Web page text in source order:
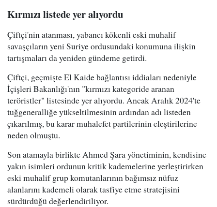
Kırmızı listede yer alıyordu
Çiftçi'nin atanması, yabancı kökenli eski muhalif
savaşçıların yeni Suriye ordusundaki konumuna ilişkin
tartışmaları da yeniden gündeme getirdi.
Çiftçi, geçmişte El Kaide bağlantısı iddiaları nedeniyle
İçişleri Bakanlığı'nın "kırmızı kategoride aranan
teröristler" listesinde yer alıyordu. Ancak Aralık 2024'te
tuğgeneralliğe yükseltilmesinin ardından adı listeden
çıkarılmış, bu karar muhalefet partilerinin eleştirilerine
neden olmuştu.
Son atamayla birlikte Ahmed Şara yönetiminin, kendisine
yakın isimleri ordunun kritik kademelerine yerleştirirken
eski muhalif grup komutanlarının bağımsız nüfuz
alanlarını kademeli olarak tasfiye etme stratejisini
sürdürdüğü değerlendiriliyor.